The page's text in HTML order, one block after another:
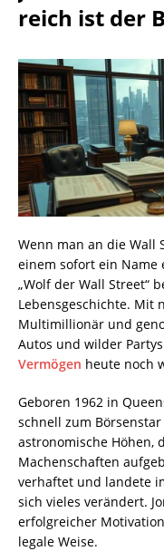
reich ist der
Wenn man an die Wall
einem sofort ein Name
„Wolf der Wall Street“
Lebensgeschichte. Mit
Multimillionär und
Autos und wilder
Vermögen heute noch
Geboren 1962 in
schnell zum
astronomische Höhen,
Machenschaften
verhaftet und landete
sich vieles verändert.
erfolgreicher
legale Weise.